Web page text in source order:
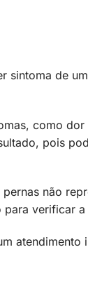
sintoma de
como
pois
não
verificar
atendimento